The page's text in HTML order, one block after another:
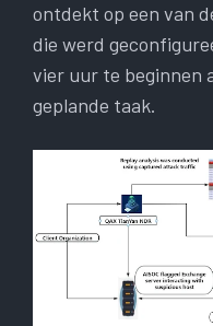
ontdekt op een van
die werd
vier uur te beginnen
geplande taak.